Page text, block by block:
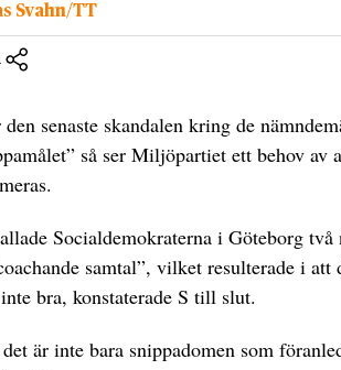
Svahn/TT
senaste skandalen kring de
så ser Miljöpartiet ett behov av
Socialdemokraterna i Göteborg
samtal”, vilket resulterade i att
bra, konstaterade S till slut.
är inte bara snippadomen som